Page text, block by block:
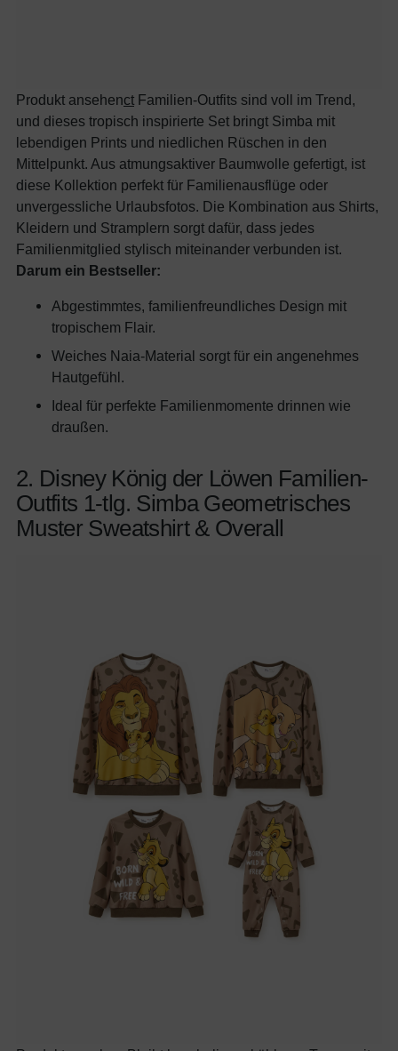
Produkt ansehenct Familien-Outfits sind voll im Trend,
und dieses tropisch inspirierte Set bringt Simba mit
lebendigen Prints und niedlichen Rüschen in den
Mittelpunkt. Aus atmungsaktiver Baumwolle gefertigt, ist
diese Kollektion perfekt für Familienausflüge oder
unvergessliche Urlaubsfotos. Die Kombination aus Shirts,
Kleidern und Stramplern sorgt dafür, dass jedes
Familienmitglied stylisch miteinander verbunden ist.
Darum ein Bestseller:
Abgestimmtes, familienfreundliches Design mit
tropischem Flair.
Weiches Naia-Material sorgt für ein angenehmes
Hautgefühl.
Ideal für perfekte Familienmomente drinnen wie
draußen.
2. Disney König der Löwen Familien-
Outfits 1-tlg. Simba Geometrisches
Muster Sweatshirt & Overall